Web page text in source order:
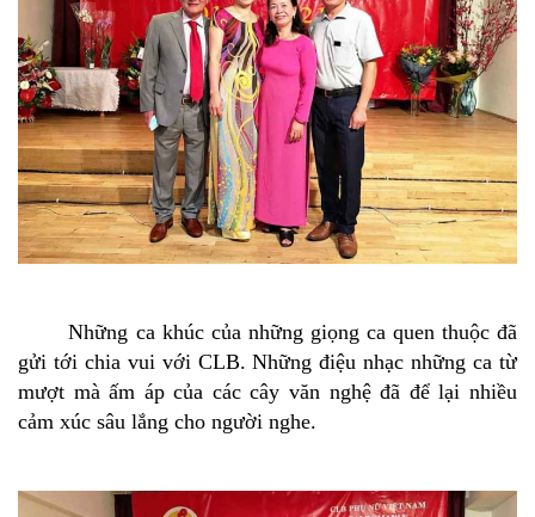
Những ca khúc của những giọng ca quen thuộc đã
gửi tới chia vui với CLB. Những điệu nhạc những ca từ
mượt mà ấm áp của các cây văn nghệ đã để lại nhiều
cảm xúc sâu lắng cho người nghe.